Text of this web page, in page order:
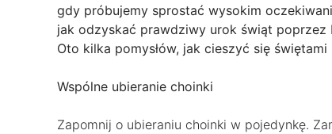
gdy próbujemy sprostać wysokim
jak odzyskać prawdziwy urok świąt
Oto kilka pomysłów, jak cieszyć się
Wspólne ubieranie choinki
Zapomnij o ubieraniu choinki w pojedynkę.